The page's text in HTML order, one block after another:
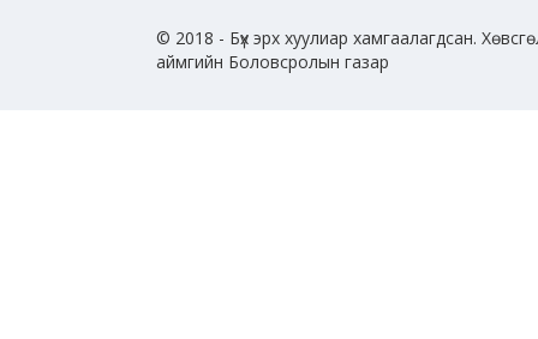
© 2018 - Бүх эрх хуулиар хамгаалагдсан.
аймгийн Боловсролын газар